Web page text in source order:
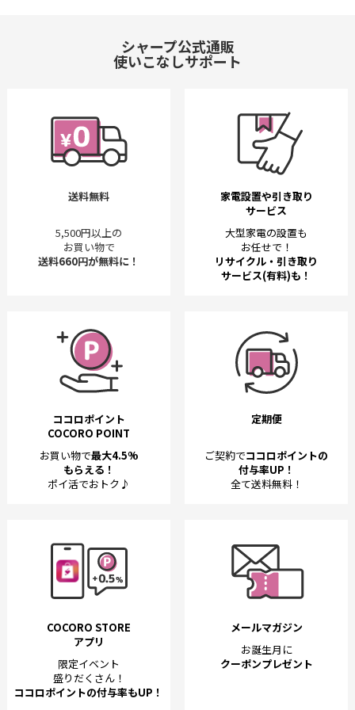
シャープ公式通販
使いこなしサポート
送料無料
5,500円以上の
お買い物で
送料660円が無料に！
家電設置や引き取り
サービス
大型家電の設置も
お任せで！
リサイクル・引き取り
サービス(有料)も！
ココロポイント
COCORO POINT
お買い物で最大4.5%
もらえる！
ポイ活でおトク♪
定期便
ご契約でココロポイントの
付与率UP！
全て送料無料！
COCORO STORE
アプリ
限定イベント
盛りだくさん！
ココロポイントの付与率もUP！
メールマガジン
お誕生月に
クーポンプレゼント